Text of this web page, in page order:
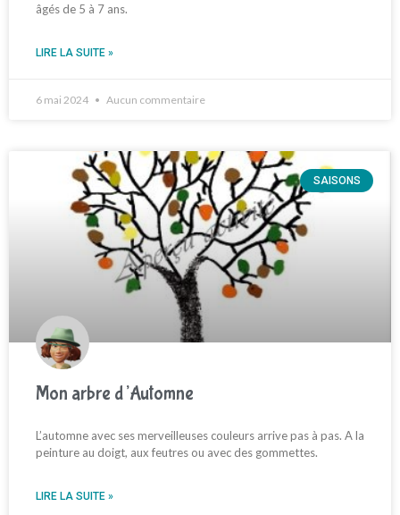
âgés de 5 à 7 ans.
LIRE LA SUITE »
6 mai 2024 Aucun commentaire
SAISONS
Mon arbre d’Automne
L’automne avec ses merveilleuses couleurs arrive pas à pas. A la
peinture au doigt, aux feutres ou avec des gommettes.
LIRE LA SUITE »